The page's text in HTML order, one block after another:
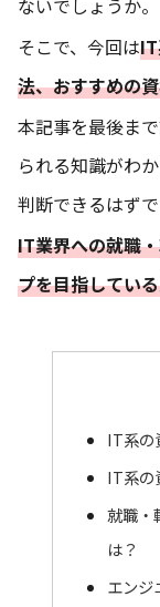
そこで、今回は
法、おすすめの
本記事を最後ま
られる知識がわ
判断できるはずで
IT業界への就職
プを目指してい
IT系の
IT系の
就職・
は？
エンジ